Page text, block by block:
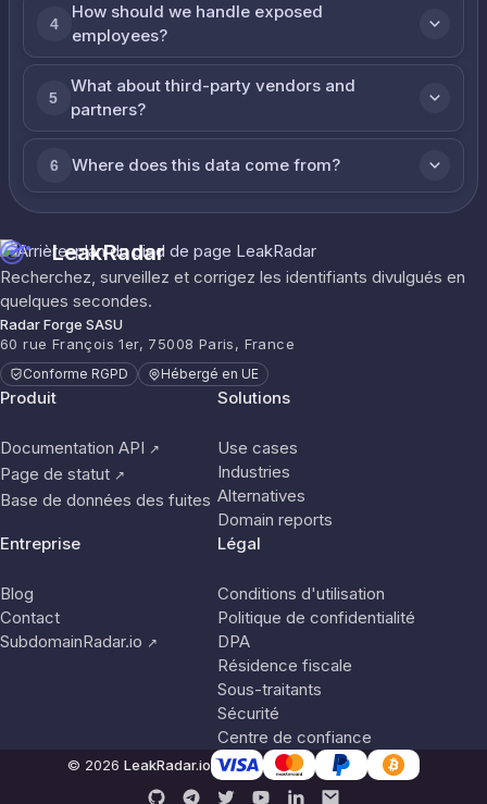
4
How should we handle exposed
employees?
5
What about third-party vendors and
partners?
6 Where does this data come from?
LeakRadar
Recherchez, surveillez et corrigez les identifiants divulgués en
quelques secondes.
Radar Forge SASU
60 rue François 1er, 75008 Paris, France
Conforme RGPD Hébergé en UE
Produit
Documentation API ↗
Page de statut ↗
Base de données des fuites
Solutions
Use cases
Industries
Alternatives
Domain reports
Entreprise
Blog
Contact
SubdomainRadar.io ↗
Légal
Conditions d'utilisation
Politique de confidentialité
DPA
Résidence fiscale
Sous-traitants
Sécurité
Centre de confiance
© 2026 LeakRadar.io